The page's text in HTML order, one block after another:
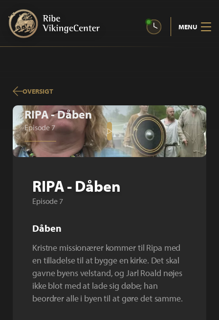
MENU
OVERSIGT
RIPA - Dåben
Episode 7
RIPA - Dåben
Episode 7
Dåben
Kristne missionærer kommer til Ripa med
en tilladelse til at bygge en kirke. Det skal
gavne byens velstand, og Jarl Roald nøjes
ikke blot med at lade sig døbe; han
beordrer alle i byen til at gøre det samme.